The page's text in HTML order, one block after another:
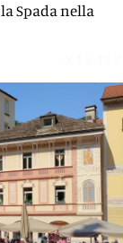
Spada nella